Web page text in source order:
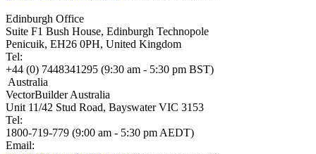
Edinburgh Office
Suite F1 Bush House, Edinburgh Technopole
Penicuik, EH26 0PH, United Kingdom
Tel:
+44 (0) 7448341295 (9:30 am - 5:30 pm BST)
Australia
VectorBuilder Australia
Unit 11/42 Stud Road, Bayswater VIC 3153
Tel:
1800-719-779 (9:00 am - 5:30 pm AEDT)
Email: